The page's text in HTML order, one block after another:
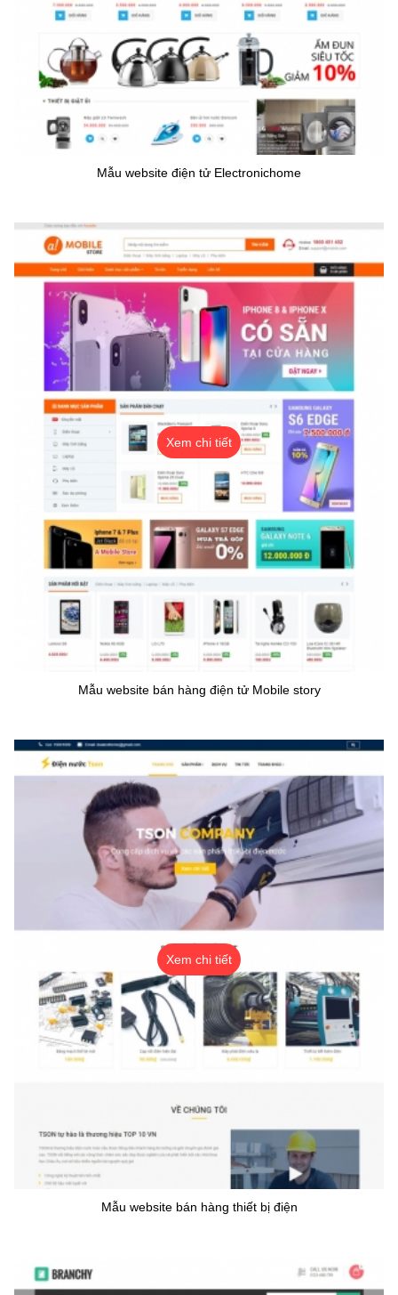
Mẫu website điện tử Electronichome
Xem chi tiết
Mẫu website bán hàng điện tử Mobile story
Xem chi tiết
Mẫu website bán hàng thiết bị điện